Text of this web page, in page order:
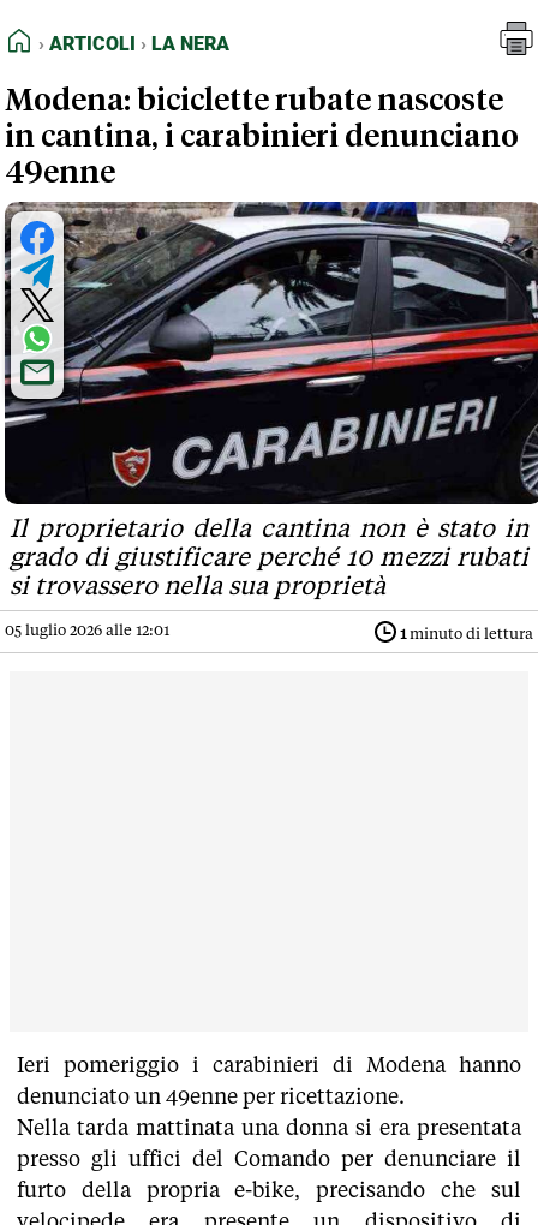
FEED RSS
NORMATIVE DEONTOLOGICHE
TERMINI e CONDIZIONI
HOME
ARTICOLI LA NERA
Modena: biciclette rubate nascoste
in cantina, i carabinieri denunciano
49enne
Il proprietario della cantina non è stato in
grado di giustificare perché 10 mezzi rubati
si trovassero nella sua proprietà
05 luglio 2026 alle 12:01 1minuto di lettura
Ieri pomeriggio i carabinieri di Modena hanno
denunciato un 49enne per ricettazione.
Nella tarda mattinata una donna si era presentata
presso gli uffici del Comando per denunciare il
furto della propria e-bike, precisando che sul